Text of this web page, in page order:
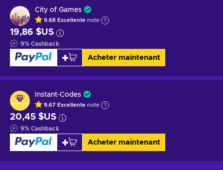
City of Games
9.68 Excellente note
19,86 $US
9% Cashback
Acheter maintenant
Instant-Codes
9.67 Excellente note
20,45 $US
9% Cashback
Acheter maintenant